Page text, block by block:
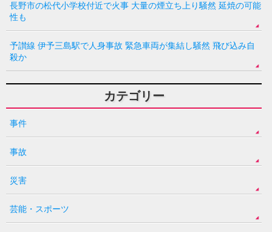
長野市の松代小学校付近で火事 大量の煙立ち上り騒然 延焼の可能
性も
予讃線 伊予三島駅で人身事故 緊急車両が集結し騒然 飛び込み自
殺か
カテゴリー
事件
事故
災害
芸能・スポーツ